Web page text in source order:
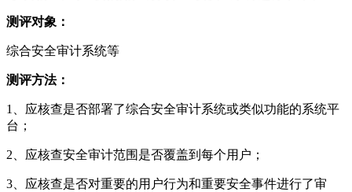
测评对象：
综合安全审计系统等
测评方法：
1、应核查是否部署了综合安全审计系统或类似功能的系统平
台；
2、应核查安全审计范围是否覆盖到每个用户；
3、应核查是否对重要的用户行为和重要安全事件进行了审